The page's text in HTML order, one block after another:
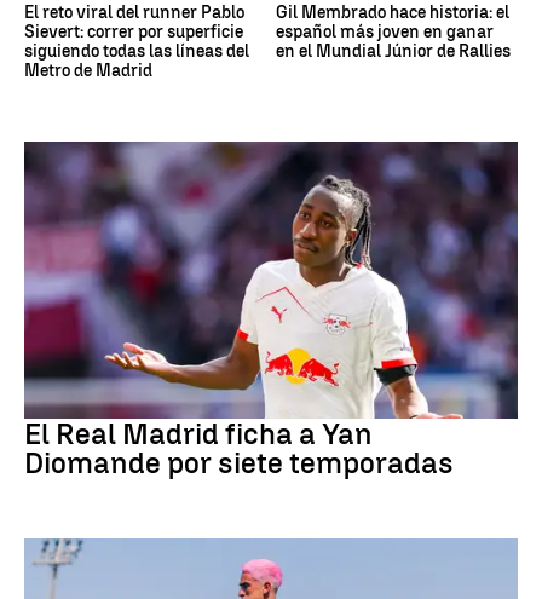
El reto viral del runner Pablo
Sievert: correr por superficie
siguiendo todas las líneas del
Metro de Madrid
Gil Membrado hace historia: el
español más joven en ganar
en el Mundial Júnior de Rallies
Fútbol
El Real Madrid ficha a Yan
Diomande por siete temporadas